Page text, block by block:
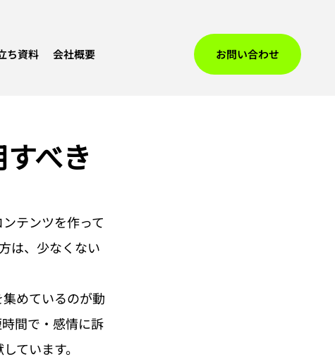
お問い合わせ
ち資料 会社概要
べき
テンツを作って
は、少なくない
めているのが動
間で・感情に訴
ています。